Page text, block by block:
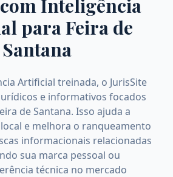
Inteligência
paraFeira de
Santana
Artificial treinada, o JurisSite
e informativos focados
de Santana. Isso ajuda a
e melhora o ranqueamento
informacionais relacionadas
sua marca pessoal ou
técnica no mercado